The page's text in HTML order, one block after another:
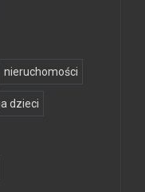
nieruchomości
dzieci